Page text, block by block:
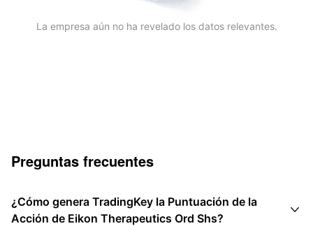
La empresa aún no ha revelado los datos relevantes.
Preguntas frecuentes
¿Cómo genera TradingKey la Puntuación de la
Acción de Eikon Therapeutics Ord Shs?
